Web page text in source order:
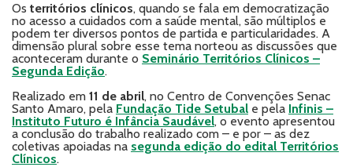
Os territórios clínicos, quando se fala em democratização
no acesso a cuidados com a saúde mental, são múltiplos e
podem ter diversos pontos de partida e particularidades. A
dimensão plural sobre esse tema norteou as discussões que
aconteceram durante o Seminário Territórios Clínicos –
Segunda Edição.
Realizado em 11 de abril, no Centro de Convenções Senac
Santo Amaro, pela Fundação Tide Setubal e pela Infinis –
Instituto Futuro é Infância Saudável, o evento apresentou
a conclusão do trabalho realizado com – e por – as dez
coletivas apoiadas na segunda edição do edital Territórios
Clínicos.